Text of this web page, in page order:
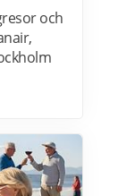
och
hos